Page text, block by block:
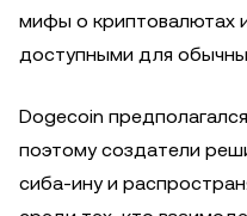
мифы о криптовалютах
доступными для
Dogecoin
поэтому создатели
сиба-ину и